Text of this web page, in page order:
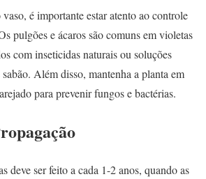
é importante estar atento ao controle
pulgões e ácaros são comuns em violetas
com inseticidas naturais ou soluções
Além disso, mantenha a planta em
para prevenir fungos e bactérias.
deve ser feito a cada 1-2 anos, quando as